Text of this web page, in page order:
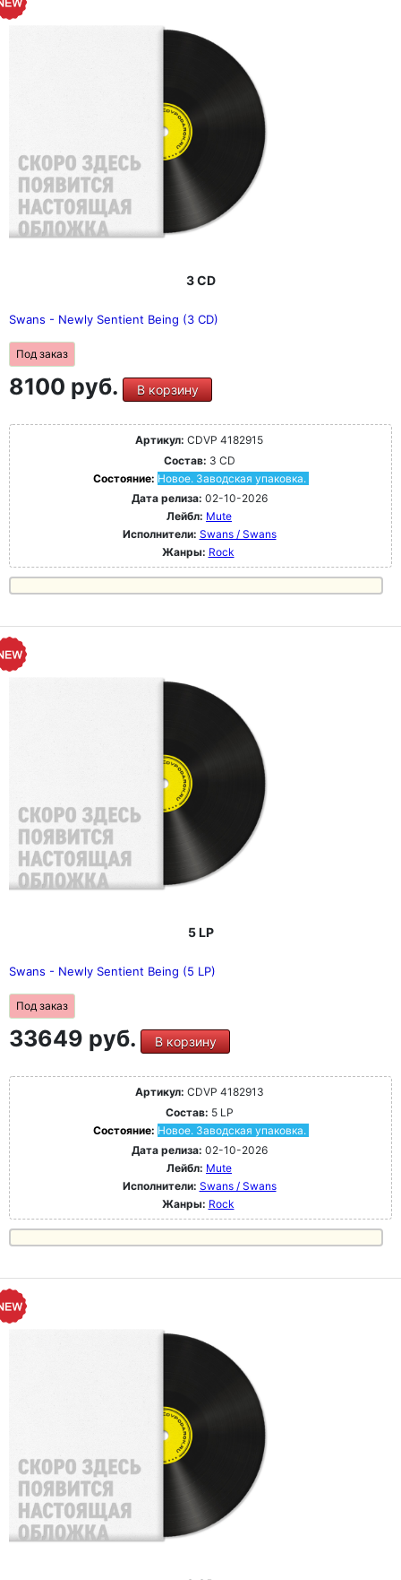
3 CD
Swans - Newly Sentient Being (3 CD)
Под заказ
8100 руб. В корзину
Артикул: CDVP 4182915
Состав: 3 CD
Состояние: Новое. Заводская упаковка.
Дата релиза: 02-10-2026
Лейбл: Mute
Исполнители: Swans / Swans
Жанры: Rock
5 LP
Swans - Newly Sentient Being (5 LP)
Под заказ
33649 руб. В корзину
Артикул: CDVP 4182913
Состав: 5 LP
Состояние: Новое. Заводская упаковка.
Дата релиза: 02-10-2026
Лейбл: Mute
Исполнители: Swans / Swans
Жанры: Rock